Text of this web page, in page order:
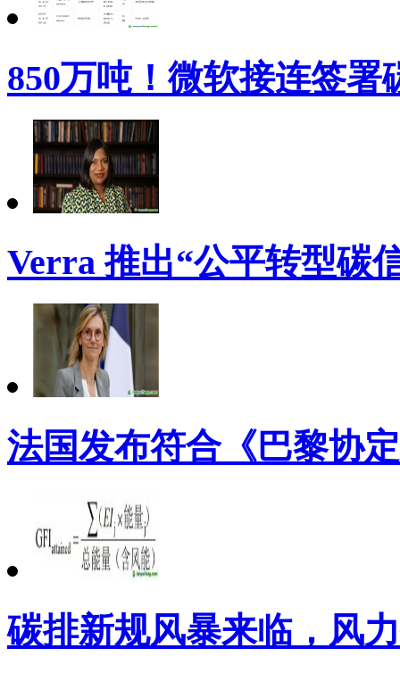
850万吨！微软接连签署
Verra 推出“公平转型碳
法国发布符合《巴黎协
碳排新规风暴来临，风